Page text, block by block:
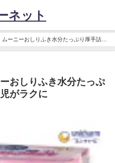
ネット
ムーニーおしりふき水分たっぷり厚手詰替
おしりふき水分たっぷ
がラクに